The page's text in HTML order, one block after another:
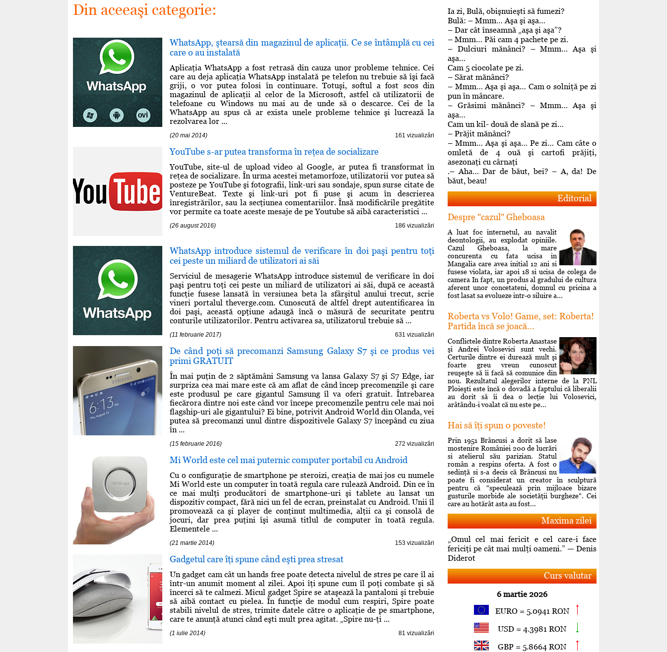
Din aceeaşi categorie:
WhatsApp, ştearsă din magazinul de aplicaţii. Ce se întâmplă cu cei
care o au instalată
Aplicaţia WhatsApp a fost retrasă din cauza unor probleme tehnice. Cei
care au deja aplicaţia WhatsApp instalată pe telefon nu trebuie să îşi facă
griji, o vor putea folosi în continuare. Totuşi, softul a fost scos din
magazinul de aplicaţii al celor de la Microsoft, astfel că utilizatorii de
telefoane cu Windows nu mai au de unde să o descarce. Cei de la
WhatsApp au spus că ar exista unele probleme tehnice şi lucrează la
rezolvarea lor ...
(20 mai 2014) 161 vizualizări
YouTube s-ar putea transforma în reţea de socializare
YouTube, site-ul de upload video al Google, ar putea fi transformat în
reţea de socializare. În urma acestei metamorfoze, utilizatorii vor putea să
posteze pe YouTube şi fotografii, link-uri sau sondaje, spun surse citate de
VentureBeat. Texte şi link-uri pot fi puse şi acum în descrierea
înregistrărilor, sau la secţiunea comentariilor. Însă modificările pregătite
vor permite ca toate aceste mesaje de pe Youtube să aibă caracteristici ...
(26 august 2016) 186 vizualizări
WhatsApp introduce sistemul de verificare în doi paşi pentru toţi
cei peste un miliard de utilizatori ai săi
Serviciul de mesagerie WhatsApp introduce sistemul de verificare în doi
paşi pentru toţi cei peste un miliard de utilizatori ai săi, după ce această
funcţie fusese lansată în versiunea beta la sfârşitul anului trecut, scrie
vineri portalul theverge.com. Cunoscută de altfel drept autentificarea în
doi paşi, această opţiune adaugă încă o măsură de securitate pentru
conturile utilizatorilor. Pentru activarea sa, utilizatorul trebuie să ...
(11 februarie 2017) 631 vizualizări
De când poţi să precomanzi Samsung Galaxy S7 şi ce produs vei
primi GRATUIT
În mai puţin de 2 săptămâni Samsung va lansa Galaxy S7 şi S7 Edge, iar
surpriza cea mai mare este că am aflat de când încep precomenzile şi care
este produsul pe care gigantul Samsung îl va oferi gratuit. Întrebarea
fiecărora dintre noi este când vor începe precomenzile pentru cele mai noi
flagship-uri ale gigantului? Ei bine, potrivit Android World din Olanda, vei
putea să precomanzi unul dintre dispozitivele Galaxy S7 începând cu ziua
în ...
(15 februarie 2016) 272 vizualizări
Mi World este cel mai puternic computer portabil cu Android
Cu o configuraţie de smartphone pe steroizi, creaţia de mai jos cu numele
Mi World este un computer în toată regula care rulează Android. Din ce în
ce mai mulţi producători de smartphone-uri şi tablete au lansat un
dispozitiv compact, fără nici un fel de ecran, preinstalat cu Android. Unii îl
promovează ca şi player de conţinut multimedia, alţii ca şi consolă de
jocuri, dar prea puţini îşi asumă titlul de computer în toată regula.
Elementele ...
(21 martie 2014) 153 vizualizări
Gadgetul care îţi spune când eşti prea stresat
Un gadget cam cât un hands free poate detecta nivelul de stres pe care îl ai
într-un anumit moment al zilei. Apoi îţi spune cum îl poţi combate şi să
încerci să te calmezi. Micul gadget Spire se ataşează la pantaloni şi trebuie
să aibă contact cu pielea. În funcţie de modul cum respiri, Spire poate
stabili nivelul de stres, trimite datele către o aplicaţie de pe smartphone,
care te anunţă atunci când eşti mult prea agitat. „Spire nu-ţi ...
(1 iulie 2014) 81 vizualizări
Ia zi, Bulă, obişnuieşti să fumezi?
Bulă: – Mmm… Aşa şi aşa…
– Dar cât înseamnă „aşa şi aşa”?
– Mmm… Păi cam 4 pachete pe zi.
– Dulciuri mănânci? – Mmm… Aşa şi
aşa…
Cam 5 ciocolate pe zi.
– Sărat mănânci?
– Mmm… Aşa şi aşa… Cam o solniţă pe zi
pun în mâncare.
– Grăsimi mănânci? – Mmm… Aşa şi
aşa…
Cam un kil- două de slană pe zi…
– Prăjit mănânci?
– Mmm… Aşa şi aşa… Pe zi… Cam câte o
omletă de 4 ouă şi cartofi prăjiţi,
asezonaţi cu cârnaţi
.– Aha… Dar de băut, bei? – A, da! De
băut, beau!
Editorial
Despre "cazul" Gheboasa
A luat foc internetul, au navalit
deontologii, au explodat opiniile.
Cazul Gheboasa, la mare
concurenta cu fata ucisa in
Mangalia care avea initial 12 ani si
fusese violata, iar apoi 18 si ucisa de colega de
camera In fapt, un produs al gradului de cultura
aferent unor concetateni, domnul cu pricina a
fost lasat sa evolueze intr-o siluire a...
Roberta vs Volo! Game, set: Roberta!
Partida încă se joacă...
Conflictele dintre Roberta Anastase
şi Andrei Volosevici sunt vechi.
Certurile dintre ei durează mult şi
foarte greu vreun cunoscut
reuşeşte să îi facă să comunice din
nou. Rezultatul alegerilor interne de la PNL
Ploieşti este încă o dovadă a faptului că liberalii
au dorit să îi dea o lecţie lui Volosevici,
arâtându-i voalat că nu este pe...
Hai să îţi spun o poveste!
Prin 1951 Brâncusi a dorit să lase
mostenire României 200 de lucrări
si atelierul său parizian. Statul
român a respins oferta. A fost o
sedinţă si s-a decis că Brâncusi nu
poate fi considerat un creator în sculptură
pentru că "speculează prin mijloace bizare
gusturile morbide ale societăţii burgheze". Cei
care au hotărât asta au fost...
Maxima zilei
„Omul cel mai fericit e cel care-i face
fericiţi pe cât mai mulţi oameni.” — Denis
Diderot
Curs valutar
6 martie 2026
EURO = 5.0941 RON
USD = 4.3981 RON
GBP = 5.8664 RON